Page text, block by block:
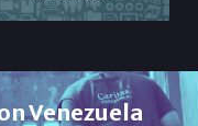
Venezuela